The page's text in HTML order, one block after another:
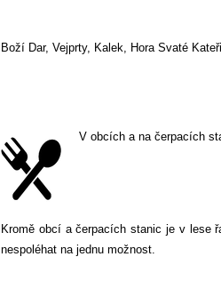
Boží Dar, Vejprty, Kalek, Hora Svaté
V obcích a na čerpacích
Kromě obcí a čerpacích stanic je v lese
nespoléhat na jednu možnost.